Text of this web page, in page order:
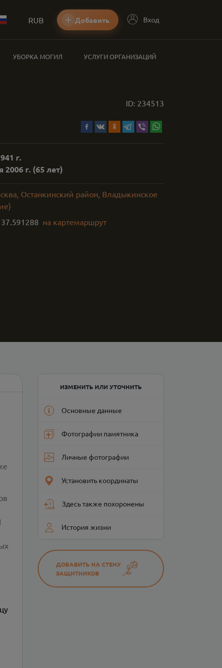
RUB Добавить Вход
УБОРКА МОГИЛ УСЛУГИ ОРГАНИЗАЦИЙ
ID: 234513
г.
2006 г. (65 лет)
Останкинский район, Владыкинское
37.591288 на картемаршрут
ИЗМЕНИТЬ ИЛИ УТОЧНИТЬ
Основные данные
Фотографии памятника
Личные фотографии
Установить координаты
Здесь также похоронены
История жизни
ДОБАВИТЬ НА СТЕНУ
ЗАЩИТНИКОВ